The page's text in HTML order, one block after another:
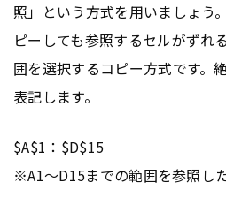
照」という方式を用いましょう
ピーしても参照するセルがずれ
囲を選択するコピー方式です。
表記します。
$A$1：$D$15
※A1〜D15までの範囲を参照し